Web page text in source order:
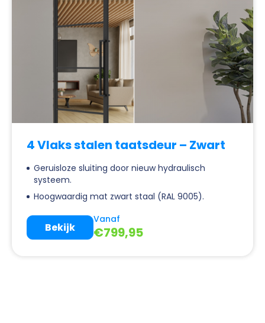
4 Vlaks stalen taatsdeur – Zwart
Geruisloze sluiting door nieuw hydraulisch
systeem.
Hoogwaardig mat zwart staal (RAL 9005).
Vanaf
€799,95
Bekijk